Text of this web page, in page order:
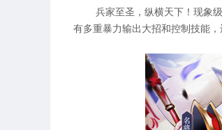
兵家至圣，纵横天下！现象级
有多重暴力输出大招和控制技能